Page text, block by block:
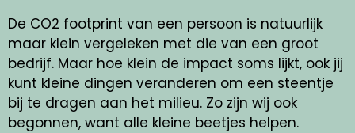
De CO2 footprint van een persoon is natuurlijk
maar klein vergeleken met die van een groot
bedrijf. Maar hoe klein de impact soms lijkt, ook jij
kunt kleine dingen veranderen om een steentje
bij te dragen aan het milieu. Zo zijn wij ook
begonnen, want alle kleine beetjes helpen.